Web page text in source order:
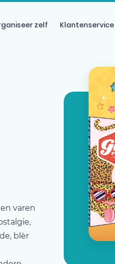
zelf Klantenservice
varen
blèr